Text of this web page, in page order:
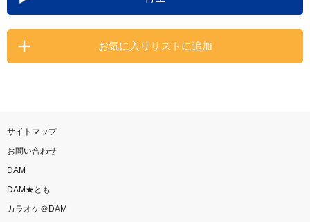
お気に入りリストに追加
サイトマップ
お問い合わせ
DAM
DAM★とも
カラオケ＠DAM